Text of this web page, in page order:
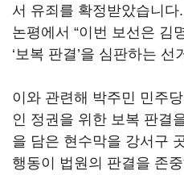
서 유죄를 확정받았습니
논평에서 “이번 보선은 김
‘보복 판결’을 심판하는 선
이와 관련해 박주민 민주
인 정권을 위한 보복 판결
을 담은 현수막을 강서구
행동이 법원의 판결을 존